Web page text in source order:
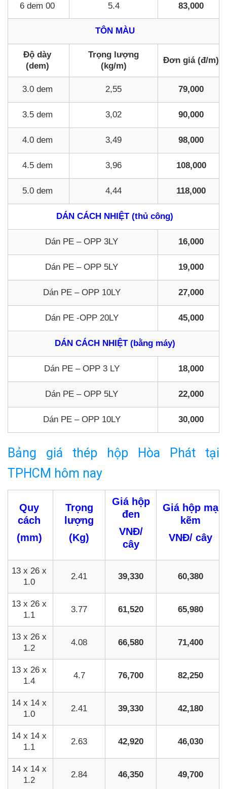
6 dem 00 5.4 83,000
TÔN MÀU
Độ dày
(dem)
Trọng lượng
(kg/m)
Đơn giá (đ/m)
3.0 dem 2,55 79,000
3.5 dem 3,02 90,000
4.0 dem 3,49 98,000
4.5 dem 3,96 108,000
5.0 dem 4,44 118,000
DÁN CÁCH NHIỆT (thủ công)
Dán PE – OPP 3LY 16,000
Dán PE – OPP 5LY 19,000
Dán PE – OPP 10LY 27,000
Dán PE -OPP 20LY 45,000
DÁN CÁCH NHIỆT (bằng máy)
Dán PE – OPP 3 LY 18,000
Dán PE – OPP 5LY 22,000
Dán PE – OPP 10LY 30,000
Bảng giá thép hộp Hòa Phát tại
TPHCM hôm nay
Quy
cách
(mm)
Trọng
lượng
(Kg)
Giá hộp
đen
VNĐ/
cây
Giá hộp mạ
kẽm
VNĐ/ cây
13 x 26 x
1.0
2.41 39,330 60,380
13 x 26 x
1.1
3.77 61,520 65,980
13 x 26 x
1.2
4.08 66,580 71,400
13 x 26 x
1.4
4.7 76,700 82,250
14 x 14 x
1.0
2.41 39,330 42,180
14 x 14 x
1.1
2.63 42,920 46,030
14 x 14 x
1.2
2.84 46,350 49,700